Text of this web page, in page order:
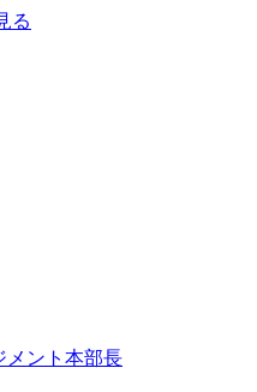
る
メント本部長